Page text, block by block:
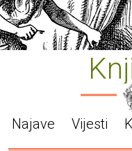
Najave Vijesti